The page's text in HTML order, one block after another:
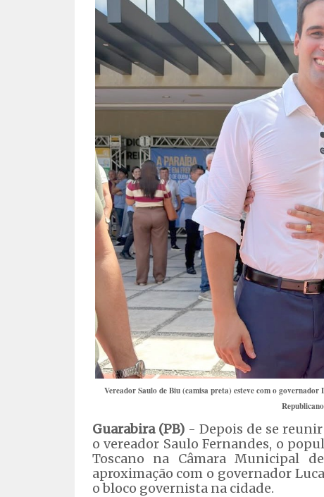
Vereador Saulo de Biu (camisa preta) esteve com o
Guarabira (PB)- Depois de se
o vereador Saulo Fernandes, o
Toscano na Câmara Municipal
aproximação com o governador
o bloco governista na cidade.